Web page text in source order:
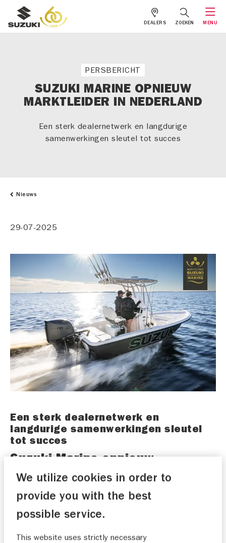
DEALERS ZOEKEN MENU
PERSBERICHT
SUZUKI MARINE OPNIEUW
MARKTLEIDER IN NEDERLAND
Een sterk dealernetwerk en langdurige
samenwerkingen sleutel tot succes
Nieuws
29-07-2025
Een sterk dealernetwerk en
langdurige samenwerkingen sleutel
tot succes
Suzuki Marine opnieuw
marktleider in Nederland
Suzuki Marine is ook in 2024 het meest
Nederland. Het marktleiderschap is te
danken aan een krachtig netwerk van
We utilize cookies in order to
provide you with the best
possible service.
This website uses strictly necessary